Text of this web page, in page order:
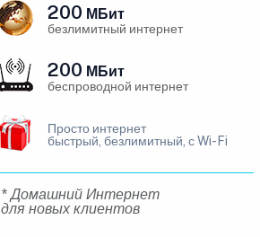
200 МБит
безлимитный интернет
200 МБит
беспроводной интернет
Просто интернет
быстрый, безлимитный, с Wi-Fi
* Домашний Интернет
для новых клиентов